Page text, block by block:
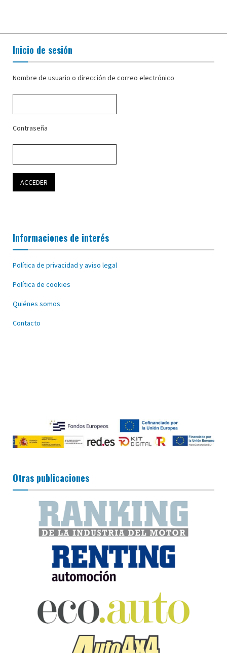
Inicio de sesión
Nombre de usuario o dirección de correo electrónico
Contraseña
Informaciones de interés
Política de privacidad y aviso legal
Política de cookies
Quiénes somos
Contacto
Otras publicaciones